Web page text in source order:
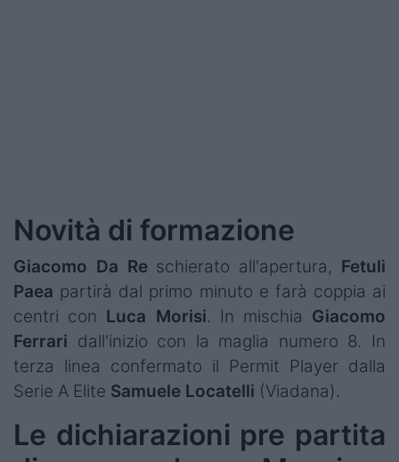
Novità di formazione
Giacomo Da Re schierato all'apertura, Fetuli
Paea partirà dal primo minuto e farà coppia ai
centri con Luca Morisi. In mischia Giacomo
Ferrari dall'inizio con la maglia numero 8. In
terza linea confermato il Permit Player dalla
Serie A Elite Samuele Locatelli (Viadana).
Le dichiarazioni pre partita